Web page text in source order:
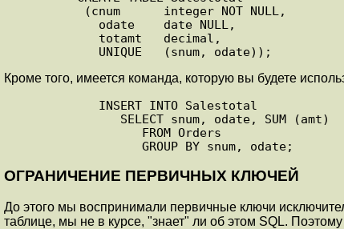
            UNIQUE   (snum, odate));
Кроме того, имеется команда, которую вы будете
                  GROUP BY snum, odate;
ОГРАНИЧЕНИЕ ПЕРВИЧНЫХ КЛЮЧЕЙ
До этого мы воспринимали первичные ключи
таблице, мы не в курсе, "знает" ли об этом SQL.